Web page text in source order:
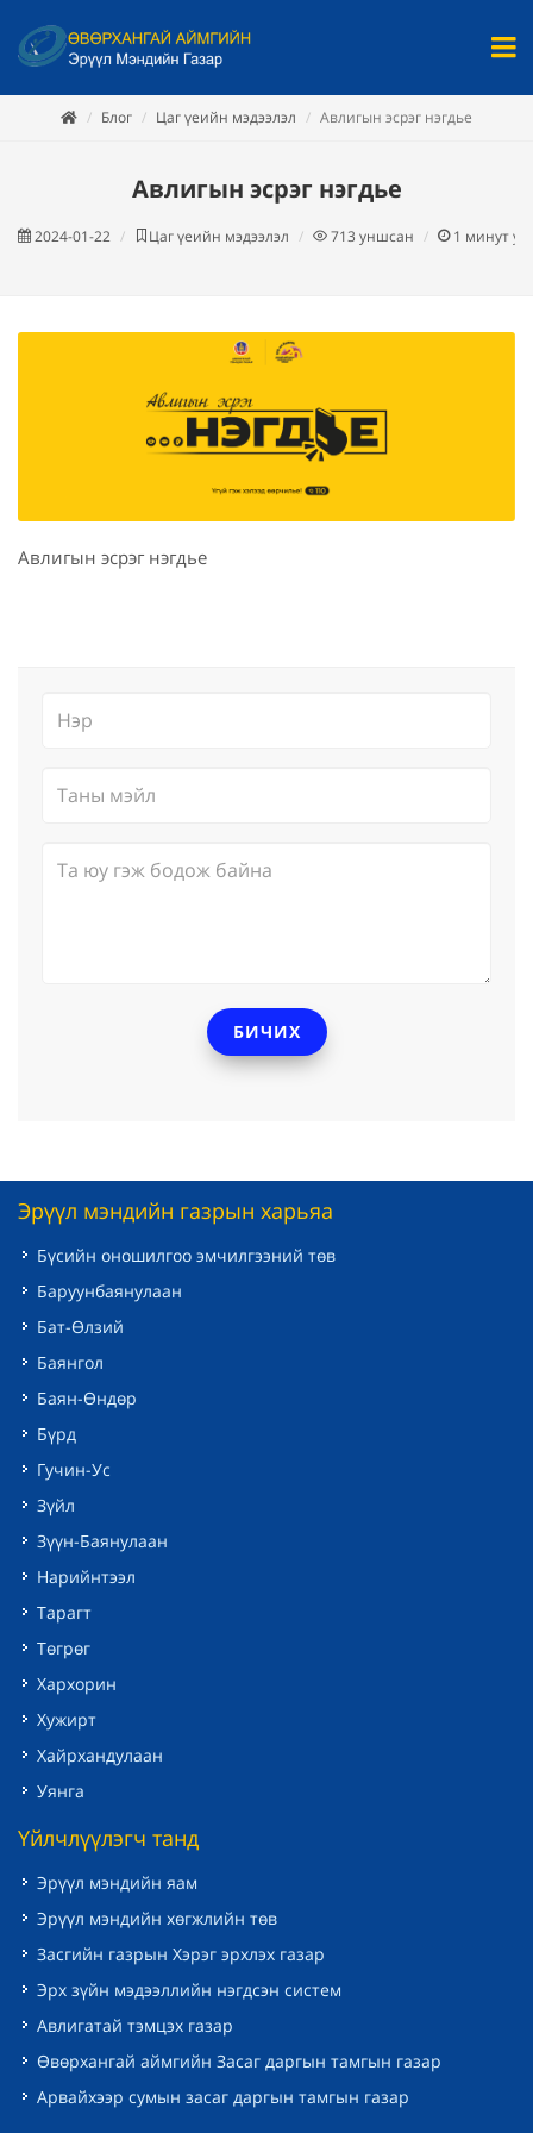
Блог Цаг үеийн мэдээлэл Авлигын эсрэг нэгдье
Авлигын эсрэг нэгдье
2024-01-22 Цаг үеийн мэдээлэл 713 уншсан 1 минут
Авлигын эсрэг нэгдье
БИЧИХ
Эрүүл мэндийн газрын харьяа
Бүсийн оношилгоо эмчилгээний төв
Баруунбаянулаан
Бат-Өлзий
Баянгол
Баян-Өндөр
Бүрд
Гучин-Ус
Зүйл
Зүүн-Баянулаан
Нарийнтээл
Тарагт
Төгрөг
Хархорин
Хужирт
Хайрхандулаан
Уянга
Үйлчлүүлэгч танд
Эрүүл мэндийн яам
Эрүүл мэндийн хөгжлийн төв
Засгийн газрын Хэрэг эрхлэх газар
Эрх зүйн мэдээллийн нэгдсэн систем
Авлигатай тэмцэх газар
Өвөрхангай аймгийн Засаг даргын тамгын газар
Арвайхээр сумын засаг даргын тамгын газар